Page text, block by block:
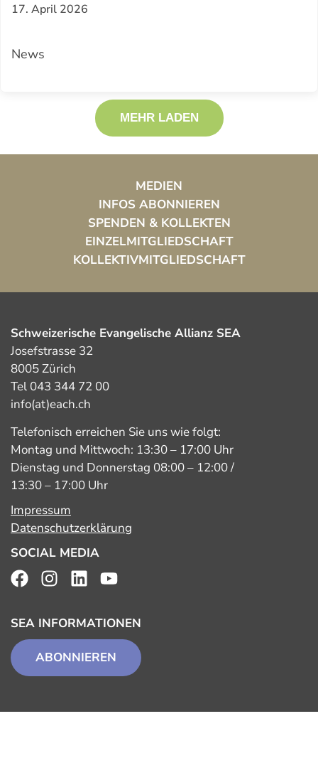
17. April 2026
News
MEHR LADEN
MEDIEN
INFOS ABONNIEREN
SPENDEN & KOLLEKTEN
EINZELMITGLIEDSCHAFT
KOLLEKTIVMITGLIEDSCHAFT
Schweizerische Evangelische Allianz SEA
Josefstrasse 32
8005 Zürich
Tel 043 344 72 00
info(at)each.ch
Telefonisch erreichen Sie uns wie folgt:
Montag und Mittwoch: 13:30 – 17:00 Uhr
Dienstag und Donnerstag 08:00 – 12:00 /
13:30 – 17:00 Uhr
Impressum
Datenschutzerklärung
SOCIAL MEDIA
SEA INFORMATIONEN
ABONNIEREN